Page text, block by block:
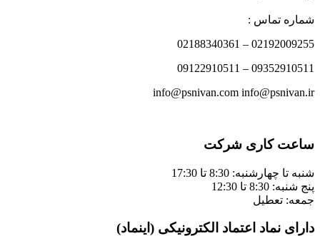
شماره تماس :
02192009255 – 02188340361
09352910511 – 09122910511
info@psnivan.com info@psnivan.ir
ساعت کاری شرکت
شنبه تا چهارشنبه: 8:30 تا 17:30
پنج شنبه: 8:30 تا 12:30
جمعه: تعطیل
دارای نماد اعتماد الکترونیکی (اینماد)